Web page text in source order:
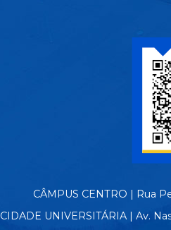
CÂMPUS CENTRO | Rua
CIDADE UNIVERSITÁRIA | Av.